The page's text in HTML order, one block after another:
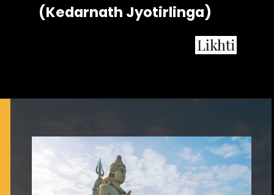
(Kedarnath Jyotirlinga)